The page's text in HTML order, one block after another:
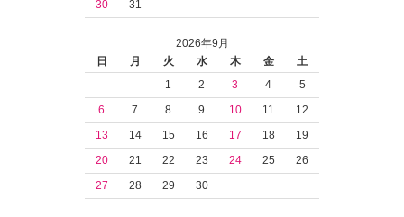
30
31
2026年9月
日
月 火 水 木 金
土
1
2 3 4
5
6
7 8 9 10 11
12
13
14 15 16 17 18
19
20
21 22 23 24 25
26
27
28 29 30